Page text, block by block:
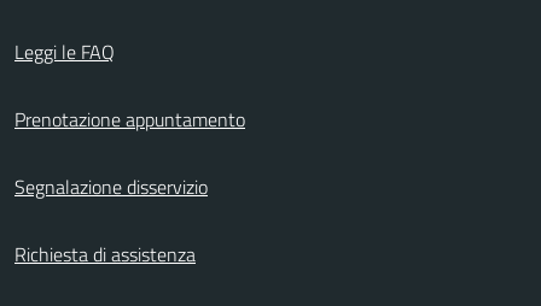
Leggi le FAQ
Prenotazione appuntamento
Segnalazione disservizio
Richiesta di assistenza